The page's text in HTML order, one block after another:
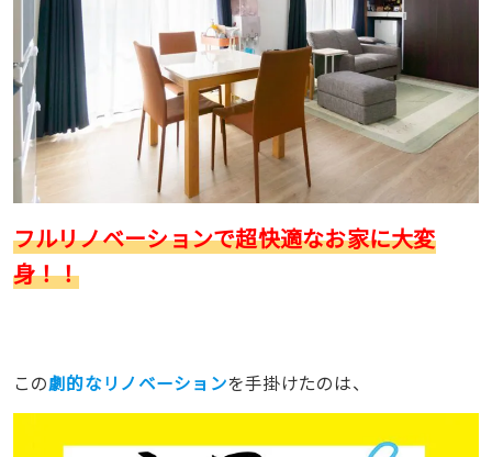
フルリノベーションで超快適なお家に大変
身！！
この劇的なリノベーションを手掛けたのは、